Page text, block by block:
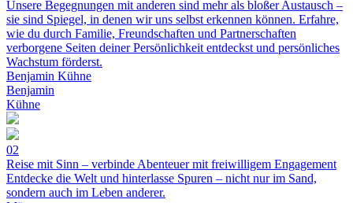
Unsere Begegnungen mit anderen sind mehr als bloßer Austausch –
sie sind Spiegel, in denen wir uns selbst erkennen können. Erfahre,
wie du durch Familie, Freundschaften und Partnerschaften
verborgene Seiten deiner Persönlichkeit entdeckst und persönliches
Wachstum förderst.
Benjamin Kühne
Benjamin
Kühne
02
Reise mit Sinn – verbinde Abenteuer mit freiwilligem Engagement
Entdecke die Welt und hinterlasse Spuren – nicht nur im Sand,
sondern auch im Leben anderer.